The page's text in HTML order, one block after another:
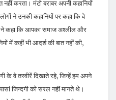
करता। मंटो बराबर अपनी कहानियों
ने उनकी कहानियों पर कहा कि वे
ने कहा कि आपका समाज अश्लील और
में कहीं भी आदर्श की बात नहीं की,
के वे तस्वीरें दिखाते रहे, जिन्हें हम अपने
जिन्दगी को सरल नहीं मानते थे।